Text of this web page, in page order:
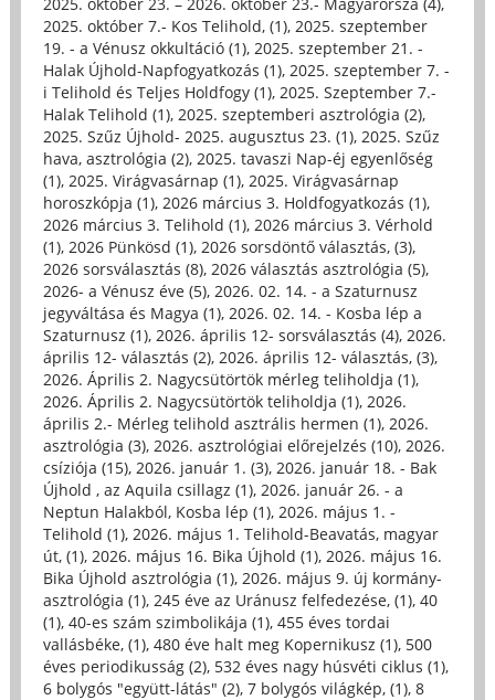
2025. október 7.- Kos Telihold, (1), 2025. szeptember
19. - a Vénusz okkultáció (1), 2025. szeptember 21. -
Halak Újhold-Napfogyatkozás (1), 2025. szeptember 7. -
i Telihold és Teljes Holdfogy (1), 2025. Szeptember 7.-
Halak Telihold (1), 2025. szeptemberi asztrológia (2),
2025. Szűz Újhold- 2025. augusztus 23. (1), 2025. Szűz
hava, asztrológia (2), 2025. tavaszi Nap-éj egyenlőség
(1), 2025. Virágvasárnap (1), 2025. Virágvasárnap
horoszkópja (1), 2026 március 3. Holdfogyatkozás (1),
2026 március 3. Telihold (1), 2026 március 3. Vérhold
(1), 2026 Pünkösd (1), 2026 sorsdöntő választás, (3),
2026 sorsválasztás (8), 2026 választás asztrológia (5),
2026- a Vénusz éve (5), 2026. 02. 14. - a Szaturnusz
jegyváltása és Magya (1), 2026. 02. 14. - Kosba lép a
Szaturnusz (1), 2026. április 12- sorsválasztás (4), 2026.
április 12- választás (2), 2026. április 12- választás, (3),
2026. Április 2. Nagycsütörtök mérleg teliholdja (1),
2026. Április 2. Nagycsütörtök teliholdja (1), 2026.
április 2.- Mérleg telihold asztrális hermen (1), 2026.
asztrológia (3), 2026. asztrológiai előrejelzés (10), 2026.
csíziója (15), 2026. január 1. (3), 2026. január 18. - Bak
Újhold , az Aquila csillagz (1), 2026. január 26. - a
Neptun Halakból, Kosba lép (1), 2026. május 1. -
Telihold (1), 2026. május 1. Telihold-Beavatás, magyar
út, (1), 2026. május 16. Bika Újhold (1), 2026. május 16.
Bika Újhold asztrológia (1), 2026. május 9. új kormány-
asztrológia (1), 245 éve az Uránusz felfedezése, (1), 40
(1), 40-es szám szimbolikája (1), 455 éves tordai
vallásbéke, (1), 480 éve halt meg Kopernikusz (1), 500
éves periodikusság (2), 532 éves nagy húsvéti ciklus (1),
6 bolygós "együtt-látás" (2), 7 bolygós világkép, (1), 8